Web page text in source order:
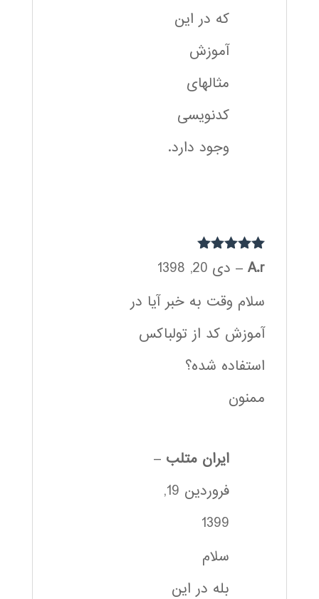
که در این
آموزش
مثالهای
کدنویسی
وجود دارد.
نمره از 5 A.r
– دی 20, 1398
سلام وقت به خبر آیا در
آموزش کد از تولباکس
استفاده شده؟
ممنون
ایران متلب –
فروردین 19,
1399
سلام
بله در این